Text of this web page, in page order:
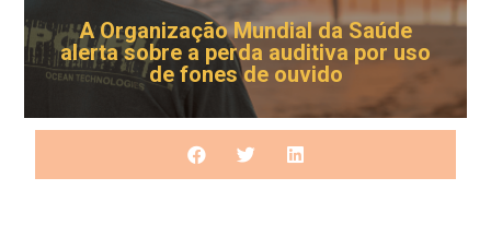
A Organização Mundial da Saúde
alerta sobre a perda auditiva por uso
de fones de ouvido